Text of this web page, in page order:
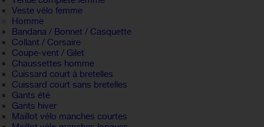
Veste vélo femme
Homme
Bandana / Bonnet / Casquette
Collant / Corsaire
Coupe-vent / Gilet
Chaussettes homme
Cuissard court à bretelles
Cuissard court sans bretelles
Gants été
Gants hiver
Maillot vélo manches courtes